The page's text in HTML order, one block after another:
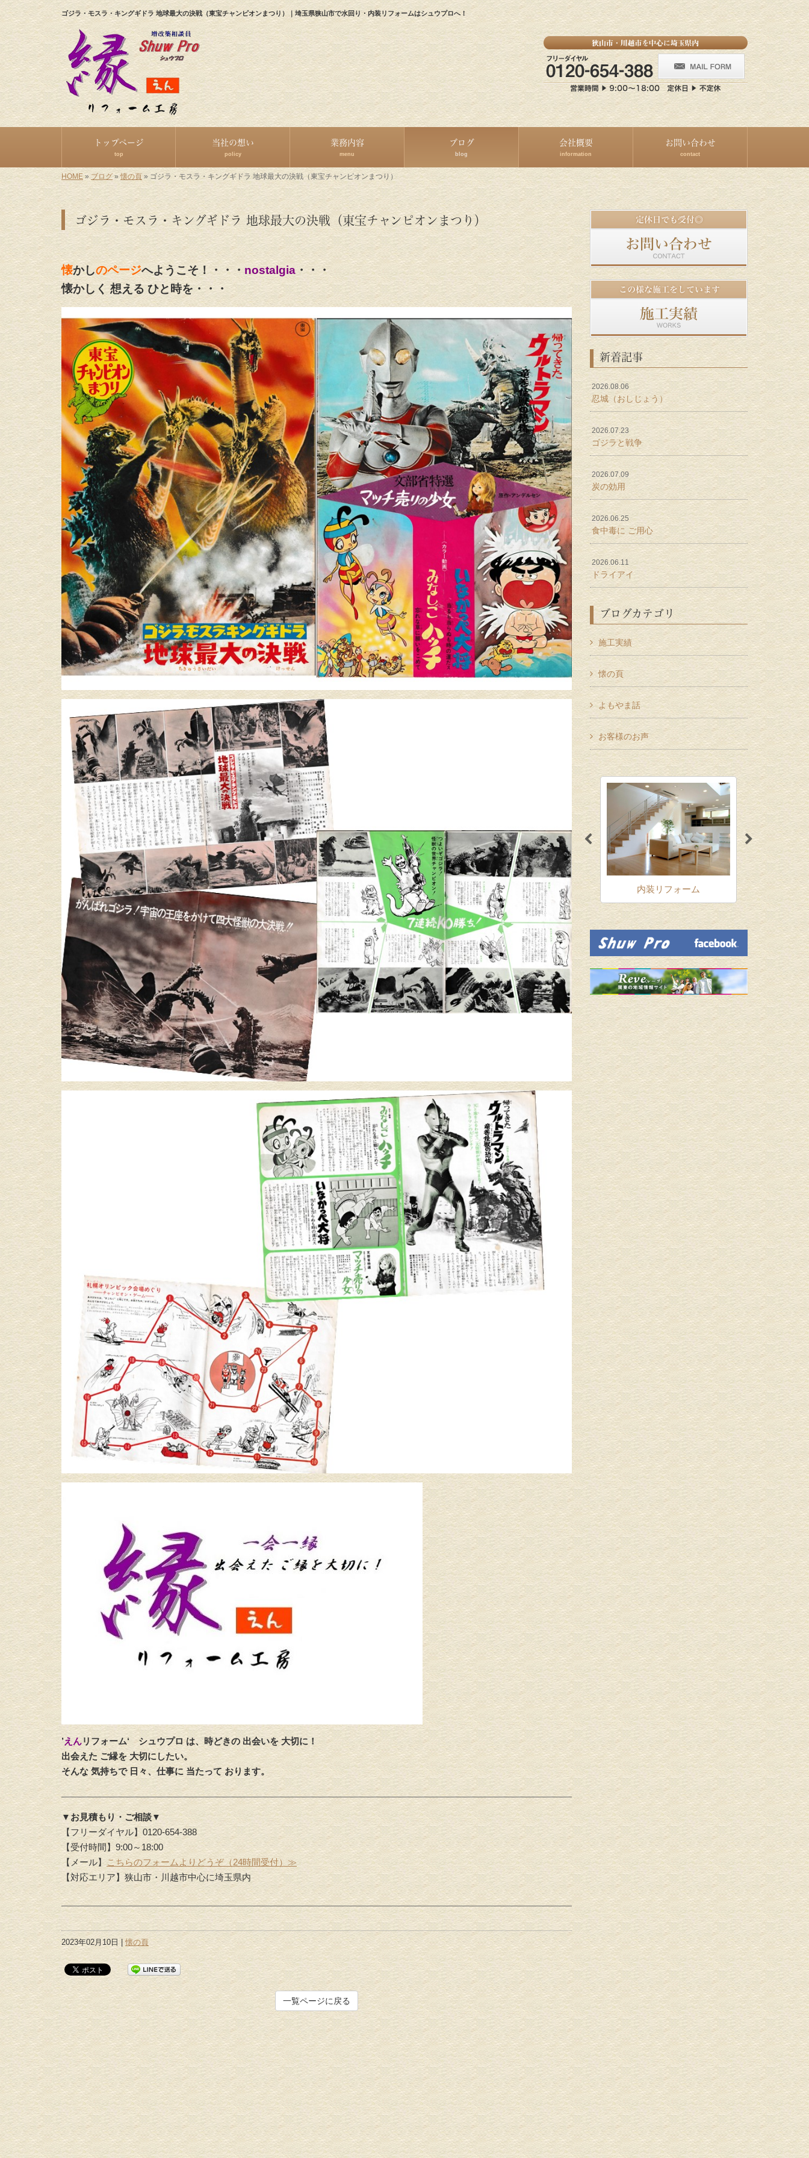
ゴジラ・モスラ・キングギドラ 地球最大の決戦（東宝チャンピオンまつり）｜埼玉県狭山市で水回り・内装リフォームはシュウプロへ！
トップページ
top
当社の想い
policy
業務内容
menu
ブログ
blog
会社概要
information
お問い合わせ
contact
HOME» ブログ »懐の頁 » ゴジラ・モスラ・キングギドラ 地球最大の決戦（東宝チャンピオンまつり）
ゴジラ・モスラ・キングギドラ 地球最大の決戦（東宝チャンピオンまつり）
懐かしのページへようこそ！・・・ nostalgia ・・・
懐かしく 想える ひと時を・・・
’えんリフォーム‘シュウプロ は、時どきの 出会いを 大切に！
出会えた ご縁を 大切にしたい。
そんな 気持ちで 日々、仕事に 当たって おります。
▼お見積もり・ご相談▼
【フリーダイヤル】0120-654-388
【受付時間】9:00～18:00
【メール】
こちらのフォームよりどうぞ（24時間受付）≫
【対応エリア】狭山市・川越市中心に埼玉県内
2023年02月10日 | 懐の頁
一覧ページに戻る
新着記事
2026.08.06
忍城（おしじょう）
2026.07.23
ゴジラと戦争
2026.07.09
炭の効用
2026.06.25
食中毒に ご用心
2026.06.11
ドライアイ
ブログカテゴリ
施工実績
懐の頁
よもやま話
お客様のお声
介護リフォーム・バリアフリ
ーリフォーム
水回りリフォーム 内装リフォーム